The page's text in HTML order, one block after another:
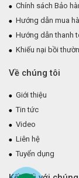
Chính sách Bảo
Hướng dẫn mua
Hướng dẫn thanh
Khiếu nại bồi
Về chúng tôi
Giới thiệu
Tin tức
Video
Liên hệ
Tuyển dụng